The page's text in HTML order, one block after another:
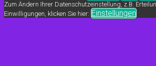
Zum Ändern Ihrer Datenschutzeinstellung, z.B.
Einwilligungen, klicken Sie hier: Einstellungen